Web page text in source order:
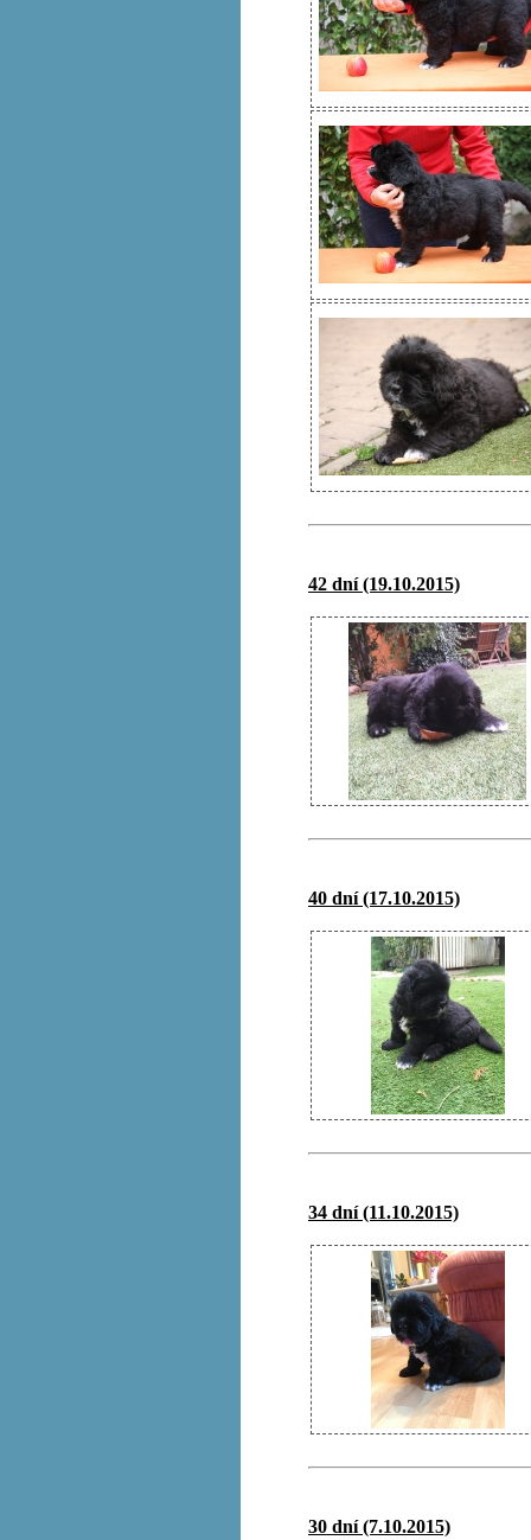
42 dní (19.10.2015)
40 dní (17.10.2015)
34 dní (11.10.2015)
30 dní (7.10.2015)